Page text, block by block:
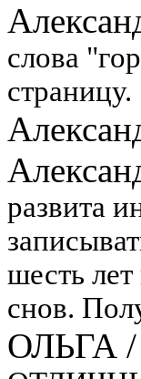
слова
страницу.
развита
шесть лет
снов.
ОЛЬГА /